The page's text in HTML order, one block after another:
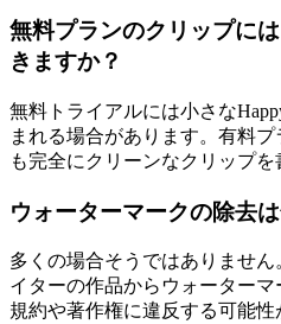
無料プランのクリップに
きますか？
無料トライアルには小さな
まれる場合があります。有料
も完全にクリーンなクリップを
ウォーターマークの除去
多くの場合そうではありませ
イターの作品からウォーター
規約や著作権に違反する可能